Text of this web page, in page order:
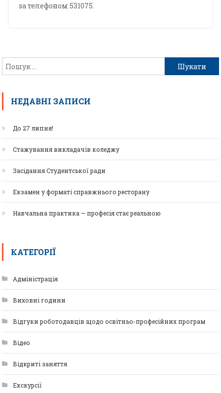
за телефоном 531075.
НЕДАВНІ ЗАПИСИ
До 27 липня!
Стажування викладачів коледжу
Засідання Студентської ради
Екзамен у форматі справжнього ресторану
Навчальна практика — професія стає реальною
КАТЕГОРІЇ
Адміністрація
Виховні години
Відгуки роботодавців щодо освітньо-професійних програм
Відео
Відкриті заняття
Екскурсії